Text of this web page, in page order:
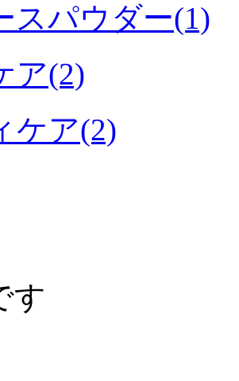
スパウダー(1)
ア(2)
ケア(2)
す